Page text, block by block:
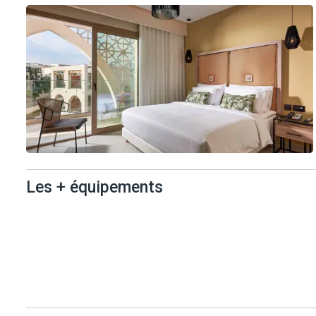
OPTIONS AVEC SUPPLEMENT (à régler sur place)
- Rachat de franchise : 12€/jour pour les catégories B et C, 14€/
- Siège bébé ou rehausseur (en option) : 5€/jour
- GPS (en option) : 6€/jour
- Si la clef du véhicule est perdue une somme forfaitaire sera
- Conducteur supplémentaire (en plus des 2 premiers).
REMISE DU VEHICULE
- Prise en charge ou retour du véhicule à l'aéroport.
- Livraison / restitution du véhicule à l'hôtel : supplément de 15€/
- Le véhicule est obligatoirement pris et rendu avec le même
- Le véhicule est obligatoirement pris et rendu à la même heure
L'assurance ne couvre pas les dommages causés par l'alcool, la
Les + équipements